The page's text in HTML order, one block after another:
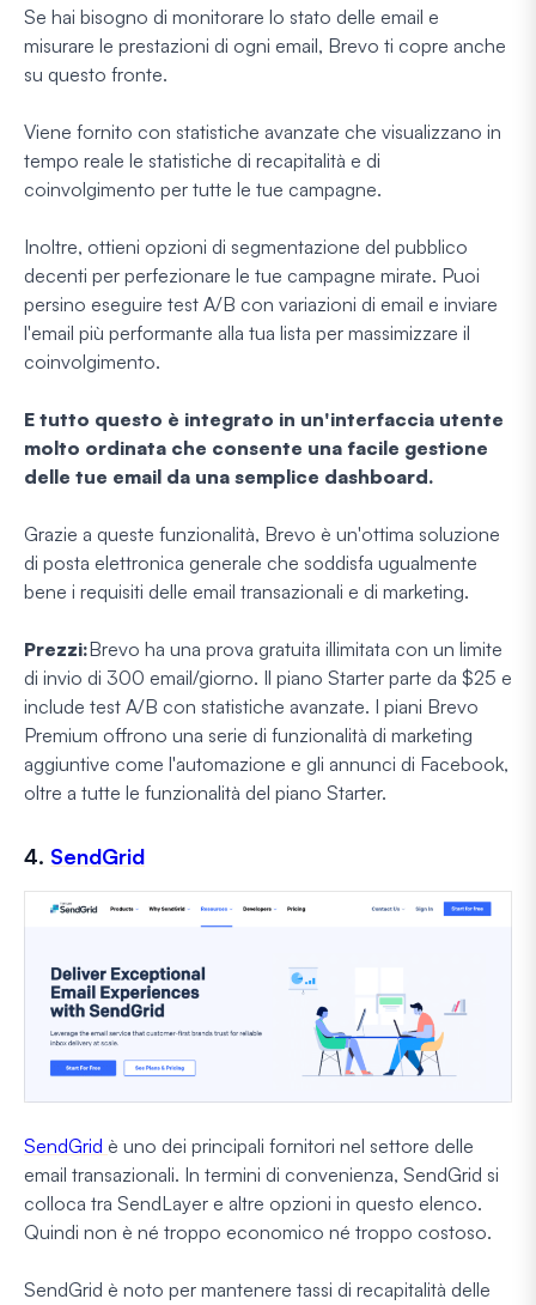
Se hai bisogno di monitorare lo stato delle email e
misurare le prestazioni di ogni email, Brevo ti copre anche
su questo fronte.
Viene fornito con statistiche avanzate che visualizzano in
tempo reale le statistiche di recapitalità e di
coinvolgimento per tutte le tue campagne.
Inoltre, ottieni opzioni di segmentazione del pubblico
decenti per perfezionare le tue campagne mirate. Puoi
persino eseguire test A/B con variazioni di email e inviare
l'email più performante alla tua lista per massimizzare il
coinvolgimento.
E tutto questo è integrato in un'interfaccia utente
molto ordinata che consente una facile gestione
delle tue email da una semplice dashboard.
Grazie a queste funzionalità, Brevo è un'ottima soluzione
di posta elettronica generale che soddisfa ugualmente
bene i requisiti delle email transazionali e di marketing.
Prezzi:Brevo ha una prova gratuita illimitata con un limite
di invio di 300 email/giorno. Il piano Starter parte da $25 e
include test A/B con statistiche avanzate. I piani Brevo
Premium offrono una serie di funzionalità di marketing
aggiuntive come l'automazione e gli annunci di Facebook,
oltre a tutte le funzionalità del piano Starter.
4. SendGrid
SendGrid è uno dei principali fornitori nel settore delle
email transazionali. In termini di convenienza, SendGrid si
colloca tra SendLayer e altre opzioni in questo elenco.
Quindi non è né troppo economico né troppo costoso.
SendGrid è noto per mantenere tassi di recapitalità delle